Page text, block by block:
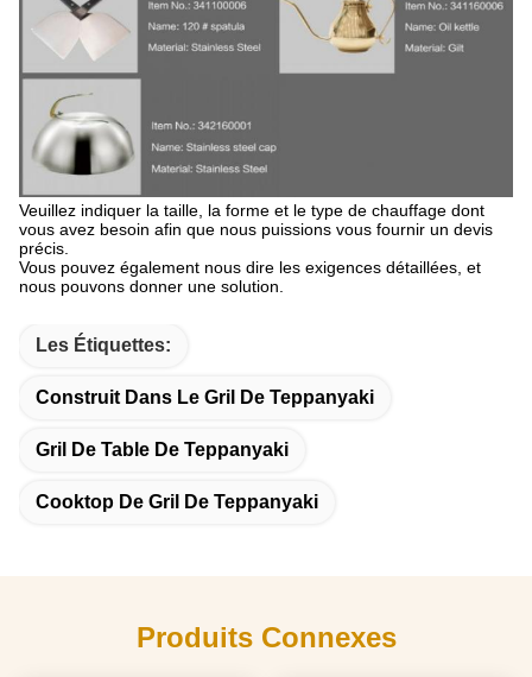
Veuillez indiquer la taille, la forme et le type de chauffage dont
vous avez besoin afin que nous puissions vous fournir un devis
précis.
Vous pouvez également nous dire les exigences détaillées, et
nous pouvons donner une solution.
Les Étiquettes:
Construit Dans Le Gril De Teppanyaki
Gril De Table De Teppanyaki
Cooktop De Gril De Teppanyaki
Produits Connexes